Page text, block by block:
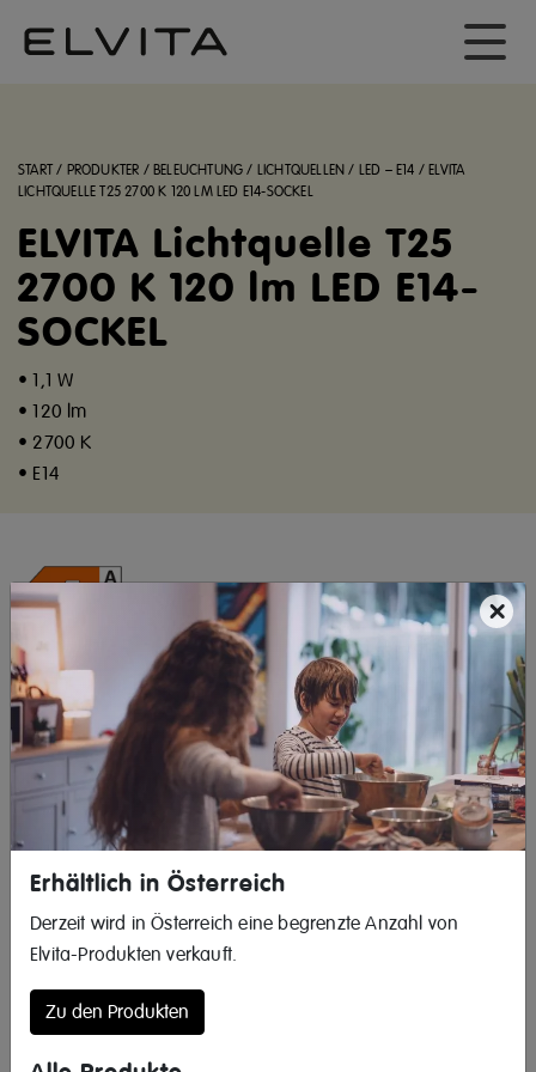
START / PRODUKTER /BELEUCHTUNG / LICHTQUELLEN / LED – E14 /ELVITA
LICHTQUELLE T25 2700 K 120 LM LED E14-SOCKEL
ELVITA Lichtquelle T25
2700 K 120 lm LED E14-
SOCKEL
• 1,1 W
• 120 lm
• 2700 K
• E14
×
Erhältlich in Österreich
Derzeit wird in Österreich eine begrenzte Anzahl von
Elvita-Produkten verkauft.
Zu den Produkten